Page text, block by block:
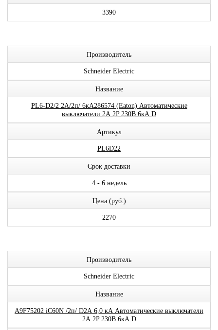
3390
Производитель
Schneider Electric
Название
PL6-D2/2 2А/2п/ 6кА286574 (Eaton) Автоматические
выключатели 2А 2P 230В 6кА D
Артикул
PL6D22
Срок доставки
4 - 6 недель
Цена (руб.)
2270
Производитель
Schneider Electric
Название
A9F75202 iC60N /2п/ D2А 6,0 кА Автоматические выключатели
2А 2P 230В 6кА D